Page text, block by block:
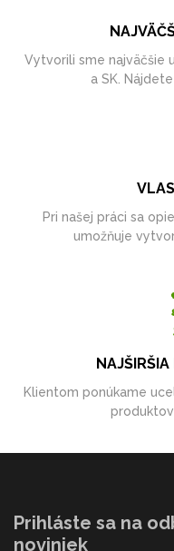
Vytvorili sme najväčšie
a SK.
Pri našej práci sa
umožňuje
Klientom ponúkame
Prihláste sa na
noviniek